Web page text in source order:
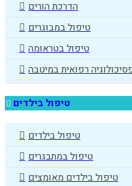
הדרכת הורים
טיפול במבוגרים
טיפול בטראומה
רפואית במיטבה
טיפול בילדים
טיפול בילדים
טיפול במתבגרים
טיפול בילדים מאומצים